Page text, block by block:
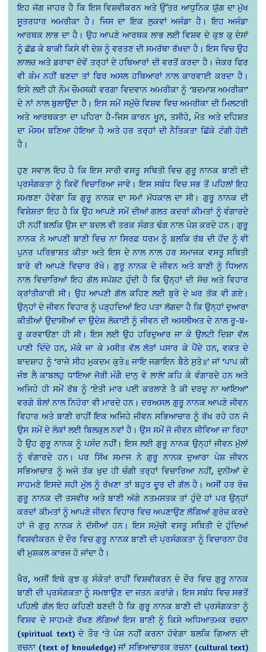
ਇਹ ਜੱਗ ਜਾਹਰ ਹੈ ਕਿ ਇਸ ਵਿਸ਼ਵੀਕਰਨ ਅਤੇ ਉੱਤਰ ਆਧੁਨਿਕ ਯੁੱਗ ਦਾ ਮੁੱਖ
ਸੂਤਰਧਾਰ ਅਮਰੀਕਾ ਹੈ। ਜਿਸ ਦਾ ਇਕ ਲੁਕਵਾਂ ਅਜੰਡਾ ਹੈ। ਇਹ ਅਜੰਡਾ
ਆਰਥਕ ਲਾਭ ਦਾ ਹੈ। ਉਹ ਆਪਣੇ ਆਰਥਕ ਲਾਭ ਲਈ ਵਿਸ਼ਵ ਦੇ ਕੁਝ ਕੁ ਦੇਸਾਂ
ਨੂੰ ਛੱਡ ਕੇ ਬਾਕੀ ਕਿਸੇ ਵੀ ਦੇਸ਼ ਨੂੰ ਵਰਤਣ ਦੀ ਸਮਰੱਥਾ ਰੱਖਦਾ ਹੈ। ਇਸ ਵਿਚ ਉਹ
ਲਾਲਚ ਅਤੇ ਡਰਾਵਾ ਦੋਵੇਂ ਤਰ੍ਹਾਂ ਦੇ ਹਥਿਆਰਾਂ ਦੀ ਵਰਤੋਂ ਕਰਦਾ ਹੈ। ਜੇਕਰ ਫਿਰ
ਵੀ ਕੰਮ ਨਹੀਂ ਬਣਦਾ ਤਾਂ ਫਿਰ ਅਸਲ ਹਥਿਆਰਾਂ ਨਾਲ ਕਾਰਵਾਈ ਕਰਦਾ ਹੈ।
ਇਸੇ ਲਈ ਹੀ ਨੌਮ ਚੌਮਸਕੀ ਵਰਗਾ ਵਿਦਵਾਨ ਅਮਰੀਕਾ ਨੂੰ ‘ਬਦਮਾਸ਼ ਅਮਰੀਕਾ’
ਦੇ ਨਾਂ ਨਾਲ ਬੁਲਾਉਂਦਾ ਹੈ। ਇਸ ਸਮੇਂ ਸਮੁੱਚੇ ਵਿਸ਼ਵ ਵਿਚ ਅਮਰੀਕਾ ਦੀ ਮਿਲਟਰੀ
ਅਤੇ ਆਰਥਕਤਾ ਦਾ ਪਹਿਰਾ ਹੈ-ਜਿਸ ਕਾਰਨ ਖੂਨ, ਤਸੀਹੇ, ਮੌਤ ਅਤੇ ਦਹਿਸ਼ਤ
ਦਾ ਮੌਸਮ ਬਣਿਆ ਹੋਇਆ ਹੈ ਅਤੇ ਹਰ ਤਰ੍ਹਾਂ ਦੀ ਨੈਤਿਕਤਾ ਛਿੱਕੇ ਟੰਗੀ ਹੋਈ
ਹੈ।
ਹੁਣ ਸਵਾਲ ਇਹ ਹੈ ਕਿ ਇਸ ਸਾਰੀ ਵਸਤੂ ਸਥਿਤੀ ਵਿਚ ਗੁਰੂ ਨਾਨਕ ਬਾਣੀ ਦੀ
ਪ੍ਰਸੰਗਕਤਾ ਨੂੰ ਕਿਵੇਂ ਵਿਚਾਰਿਆ ਜਾਵੇ। ਇਸ ਸਬੰਧ ਵਿਚ ਸਭ ਤੋਂ ਪਹਿਲਾਂ ਇਹ
ਸਮਝਣਾ ਹੋਵੇਗਾ ਕਿ ਗੁਰੂ ਨਾਨਕ ਦਾ ਸਮਾਂ ਮੱਧਕਾਲ ਦਾ ਸੀ। ਗੁਰੂ ਨਾਨਕ ਦੀ
ਵਿਸ਼ੇਸ਼ਤਾ ਇਹ ਹੈ ਕਿ ਉਹ ਆਪਣੇ ਸਮੇਂ ਦੀਆਂ ਗਲਤ ਕਦਰਾਂ ਕੀਮਤਾਂ ਨੂੰ ਵੰਗਾਰਦੇ
ਹੀ ਨਹੀਂ ਬਲਕਿ ਉਸ ਦਾ ਬਦਲ ਵੀ ਤਰਕ ਸੰਗਤ ਢੰਗ ਨਾਲ ਪੇਸ਼ ਕਰਦੇ ਹਨ। ਗੁਰੂ
ਨਾਨਕ ਨੇ ਆਪਣੀ ਬਾਣੀ ਵਿਚ ਨਾ ਸਿਰਫ਼ ਧਰਮ ਨੂੰ ਬਲਕਿ ਰੱਬ ਦੀ ਹੋਂਦ ਨੂੰ ਵੀ
ਪੁਨਰ ਪਰਿਭਾਸ਼ਤ ਕੀਤਾ ਅਤੇ ਇਸ ਦੇ ਨਾਲ ਨਾਲ ਹਰ ਸਮਾਜਕ ਵਸਤੂ ਸਥਿਤੀ
ਬਾਰੇ ਵੀ ਆਪਣੇ ਵਿਚਾਰ ਰੱਖੇ। ਗੁਰੂ ਨਾਨਕ ਦੇ ਜੀਵਨ ਅਤੇ ਬਾਣੀ ਨੂੰ ਧਿਆਨ
ਨਾਲ ਵਿਚਾਰਿਆਂ ਇਹ ਗੱਲ ਸਪੱਸ਼ਟ ਹੁੰਦੀ ਹੈ ਕਿ ਉਨ੍ਹਾਂ ਦੀ ਸੋਚ ਅਤੇ ਵਿਹਾਰ
ਕ੍ਰਾਂਤੀਕਾਰੀ ਸੀ। ਉਹ ਆਪਣੀ ਗੱਲ ਕਹਿਣ ਲਈ ਬੁਰੇ ਦੇ ਘਰ ਤੱਕ ਵੀ ਗਏ।
ਉਨ੍ਹਾਂ ਦੇ ਜੀਵਨ ਵਿਹਾਰ ਨੂੰ ਪੜ੍ਹਦਿਆਂ ਇਹ ਪਤਾ ਲੱਗਦਾ ਹੈ ਕਿ ਉਨ੍ਹਾਂ ਦੁਆਰਾ
ਕੀਤੀਆਂ ਉਦਾਸੀਆਂ ਦਾ ਉਦੇਸ਼ ਲੋਕਾਈ ਨੂੰ ਜੀਵਨ ਦੀ ਅਸਲੀਅਤ ਦੇ ਨਾਲ ਰੂ-ਬ-
ਰੂ ਕਰਵਾੳਣਾ ਹੀ ਸੀ। ਇਸ ਲਈ ਉਹ ਹਰਿਦੁਆਰ ਜਾ ਕੇ ਉਲਟੀ ਦਿਸ਼ਾ ਵੱਲ
ਪਾਣੀ ਦਿੰਦੇ ਹਨ, ਮੱਕੇ ਜਾ ਕੇ ਮਸੀਤ ਵੱਲ ਲੱਤਾਂ ਪਸਾਰ ਕੇ ਪੈਂਦੇ ਹਨ, ਵਕਤ ਦੇ
ਬਾਦਸ਼ਾਹ ਨੂੰ ‘ਰਾਜੇ ਸੀਹ ਮੁਕਦਮ ਕੁਤੇ॥ ਜਾਇ ਜਗਾਇਨ ਬੈਠੇ ਸੁਤੇ॥’ ਜਾਂ ‘ਪਾਪ ਕੀ
ਜੰਝ ਲੈ ਕਾਬਲਹੁ ਧਾਇਆ ਜੋਰੀ ਮੰਗੈ ਦਾਨੁ ਵੇ ਲਾਲੋ’ ਕਹਿ ਕੇ ਵੰਗਾਰਦੇ ਹਨ ਅਤੇ
ਅਜਿਹੇ ਹੀ ਸਮੇਂ ਰੱਬ ਨੂੰ ‘ਏਤੀ ਮਾਰ ਪਈ ਕਰਲਾਣੇ ਤੈ ਕੀ ਦਰਦੁ ਨਾ ਆਇਆ’
ਵਰਗੇ ਬੋਲਾਂ ਨਾਲ ਨਿਹੋਰਾ ਵੀ ਮਾਰਦੇ ਹਨ। ਦਰਅਸਲ ਗੁਰੂ ਨਾਨਕ ਆਪਣੇ ਜੀਵਨ
ਵਿਹਾਰ ਅਤੇ ਬਾਣੀ ਰਾਹੀਂ ਇਕ ਅਜਿਹੇ ਜੀਵਨ ਸਭਿਆਚਾਰ ਨੂੰ ਰੱਖ ਰਹੇ ਹਨ ਜੋ
ਉਸ ਸਮੇਂ ਦੇ ਲੋਕਾਂ ਲਈ ਬਿਲਕੁਲ ਨਵਾਂ ਹੈ। ਉਸ ਸਮੇਂ ਜੋ ਜੀਵਨ ਜੀਵਿਆ ਜਾ ਰਿਹਾ
ਹੈ ਉਹ ਗੁਰੂ ਨਾਨਕ ਨੂੰ ਪਸੰਦ ਨਹੀਂ। ਇਸ ਲਈ ਗੁਰੂ ਨਾਨਕ ਉਨ੍ਹਾਂ ਜੀਵਨ ਮੁੱਲਾਂ
ਨੂੰ ਵੰਗਾਰਦੇ ਹਨ। ਪਰ ਸਿੱਖ ਸਮਾਜ ਨੇ ਗੁਰੂ ਨਾਨਕ ਦੁਆਰਾ ਪੇਸ਼ ਜੀਵਨ
ਸਭਿਆਚਾਰ ਨੂੰ ਅਜੇ ਤੱਕ ਖੁਦ ਹੀ ਚੰਗੀ ਤਰ੍ਹਾਂ ਵਿਚਾਰਿਆ ਨਹੀਂ, ਦੁਨੀਆਂ ਦੇ
ਸਾਹਮਣੇ ਇਸਦੇ ਸਹੀ ਮੁੱਲ ਨੂੰ ਰੱਖਣਾ ਤਾਂ ਬਹੁਤ ਦੂਰ ਦੀ ਗੱਲ ਹੈ। ਅਸੀਂ ਹਰ ਰੋਜ਼
ਗੁਰੂ ਨਾਨਕ ਦੀ ਤਸਵੀਰ ਅਤੇ ਬਾਣੀ ਅੱਗੇ ਨਤਮਸਤਕ ਤਾਂ ਹੁੰਦੇ ਹਾਂ ਪਰ ਉਨ੍ਹਾਂ
ਕਰਦਾਂ ਕੀਮਤਾਂ ਨੂੰ ਆਪਣੇ ਜੀਵਨ ਵਿਹਾਰ ਵਿਚ ਅਪਣਾਉਣ ਲੱਗਿਆਂ ਗੁਰੇਜ਼ ਕਰਦੇ
ਹਾਂ ਜੋ ਗੁਰੁ ਨਾਨਕ ਨੇ ਦੱਸੀਆਂ ਹਨ। ਇਸ ਸਮੁੱਚੀ ਵਸਤੂ ਸਥਿਤੀ ਦੇ ਹੁੰਦਿਆਂ
ਵਿਸ਼ਵੀਕਰਨ ਦੇ ਦੌਰ ਵਿਚ ਗੁਰੂ ਨਾਨਕ ਬਾਣੀ ਦੀ ਪ੍ਰਸੰਗਕਤਾ ਨੂੰ ਵਿਚਾਰਨਾ ਹੋਰ
ਵੀ ਮੁਸ਼ਕਲ ਕਾਰਜ ਹੋ ਜਾਂਦਾ ਹੈ।
ਖੈਰ, ਅਸੀਂ ਇਥੇ ਕੁਝ ਕੁ ਸੰਕੇਤਾਂ ਰਾਹੀਂ ਵਿਸ਼ਵੀਕਰਨ ਦੇ ਦੌਰ ਵਿਚ ਗੁਰੂ ਨਾਨਕ
ਬਾਣੀ ਦੀ ਪ੍ਰਸੰਗਕਤਾ ਨੂੰ ਸਮਝਾਉਣ ਦਾ ਜਤਨ ਕਰਾਂਗੇ। ਇਸ ਸਬੰਧ ਵਿਚ ਸਭਤੋਂ
ਪਹਿਲੀ ਗੱਲ ਇਹ ਕਹਿਣੀ ਬਣਦੀ ਹੈ ਕਿ ਗੁਰੂ ਨਾਨਕ ਬਾਣੀ ਦੀ ਪ੍ਰਸੰਗਕਤਾ ਨੂੰ
ਵਿਸ਼ਵ ਦੇ ਸਾਹਮਣੇ ਰੱਖਣ ਲੱਗਿਆਂ ਇਸ ਬਾਣੀ ਨੂੰ ਕਿਸੇ ਅਧਿਆਤਮਕ ਰਚਨਾ
(spiritual text) ਦੇ ਤੌਰ ‘ਤੇ ਪੇਸ਼ ਨਹੀਂ ਕਰਨਾ ਹੋਵੇਗਾ ਬਲਕਿ ਗਿਆਨ ਦੀ
ਰਚਨਾ (text of knowledge) ਜਾਂ ਸਭਿਆਚਾਰਕ ਰਚਨਾ (cultural text)